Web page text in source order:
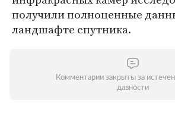
получили полноценные
ландшафте спутника.
Комментарии закрыты за
давности